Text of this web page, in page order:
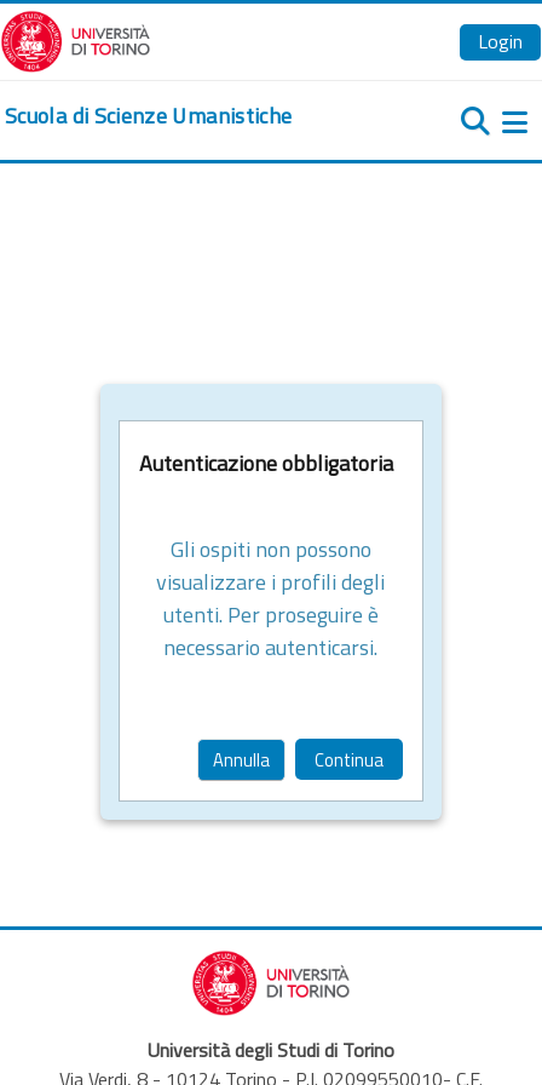
Vai al contenuto principale
Login
Scuola di Scienze Umanistiche
Autenticazione obbligatoria
Gli ospiti non possono
visualizzare i profili degli
utenti. Per proseguire è
necessario autenticarsi.
Annulla Continua
Università degli Studi di Torino
Via Verdi, 8 - 10124 Torino - P.I. 02099550010- C.F.